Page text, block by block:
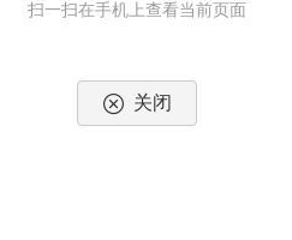
扫一扫在手机上查看当前页面
关闭